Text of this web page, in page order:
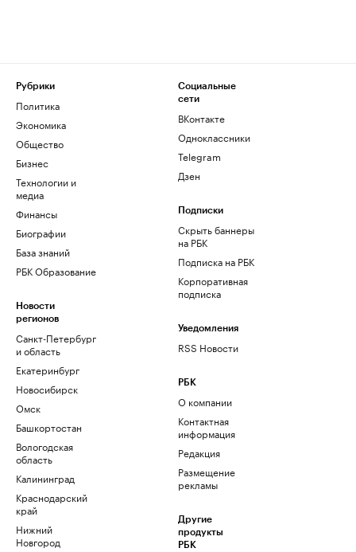
Рубрики
Политика
Экономика
Общество
Бизнес
Технологии и
медиа
Финансы
Биографии
База знаний
РБК Образование
Новости
регионов
Санкт-Петербург
и область
Екатеринбург
Новосибирск
Омск
Башкортостан
Вологодская
область
Калининград
Краснодарский
край
Нижний
Новгород
Социальные
сети
ВКонтакте
Одноклассники
Telegram
Дзен
Подписки
Скрыть баннеры
на РБК
Подписка на РБК
Корпоративная
подписка
Уведомления
RSS Новости
РБК
О компании
Контактная
информация
Редакция
Размещение
рекламы
Другие
продукты
РБК